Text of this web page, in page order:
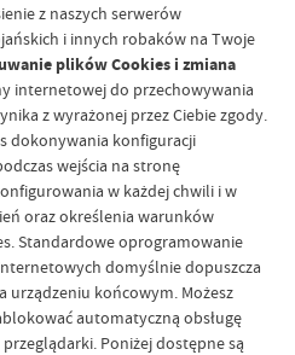
z naszych serwerów
i innych robaków na Twoje
plików Cookies i zmiana
internetowej do przechowywania
z wyrażonej przez Ciebie zgody.
dokonywania konfiguracji
wejścia na stronę
w każdej chwili i w
oraz określenia warunków
Standardowe oprogramowanie
domyślnie dopuszcza
urządzeniu końcowym. Możesz
automatyczną obsługę
Poniżej dostępne są